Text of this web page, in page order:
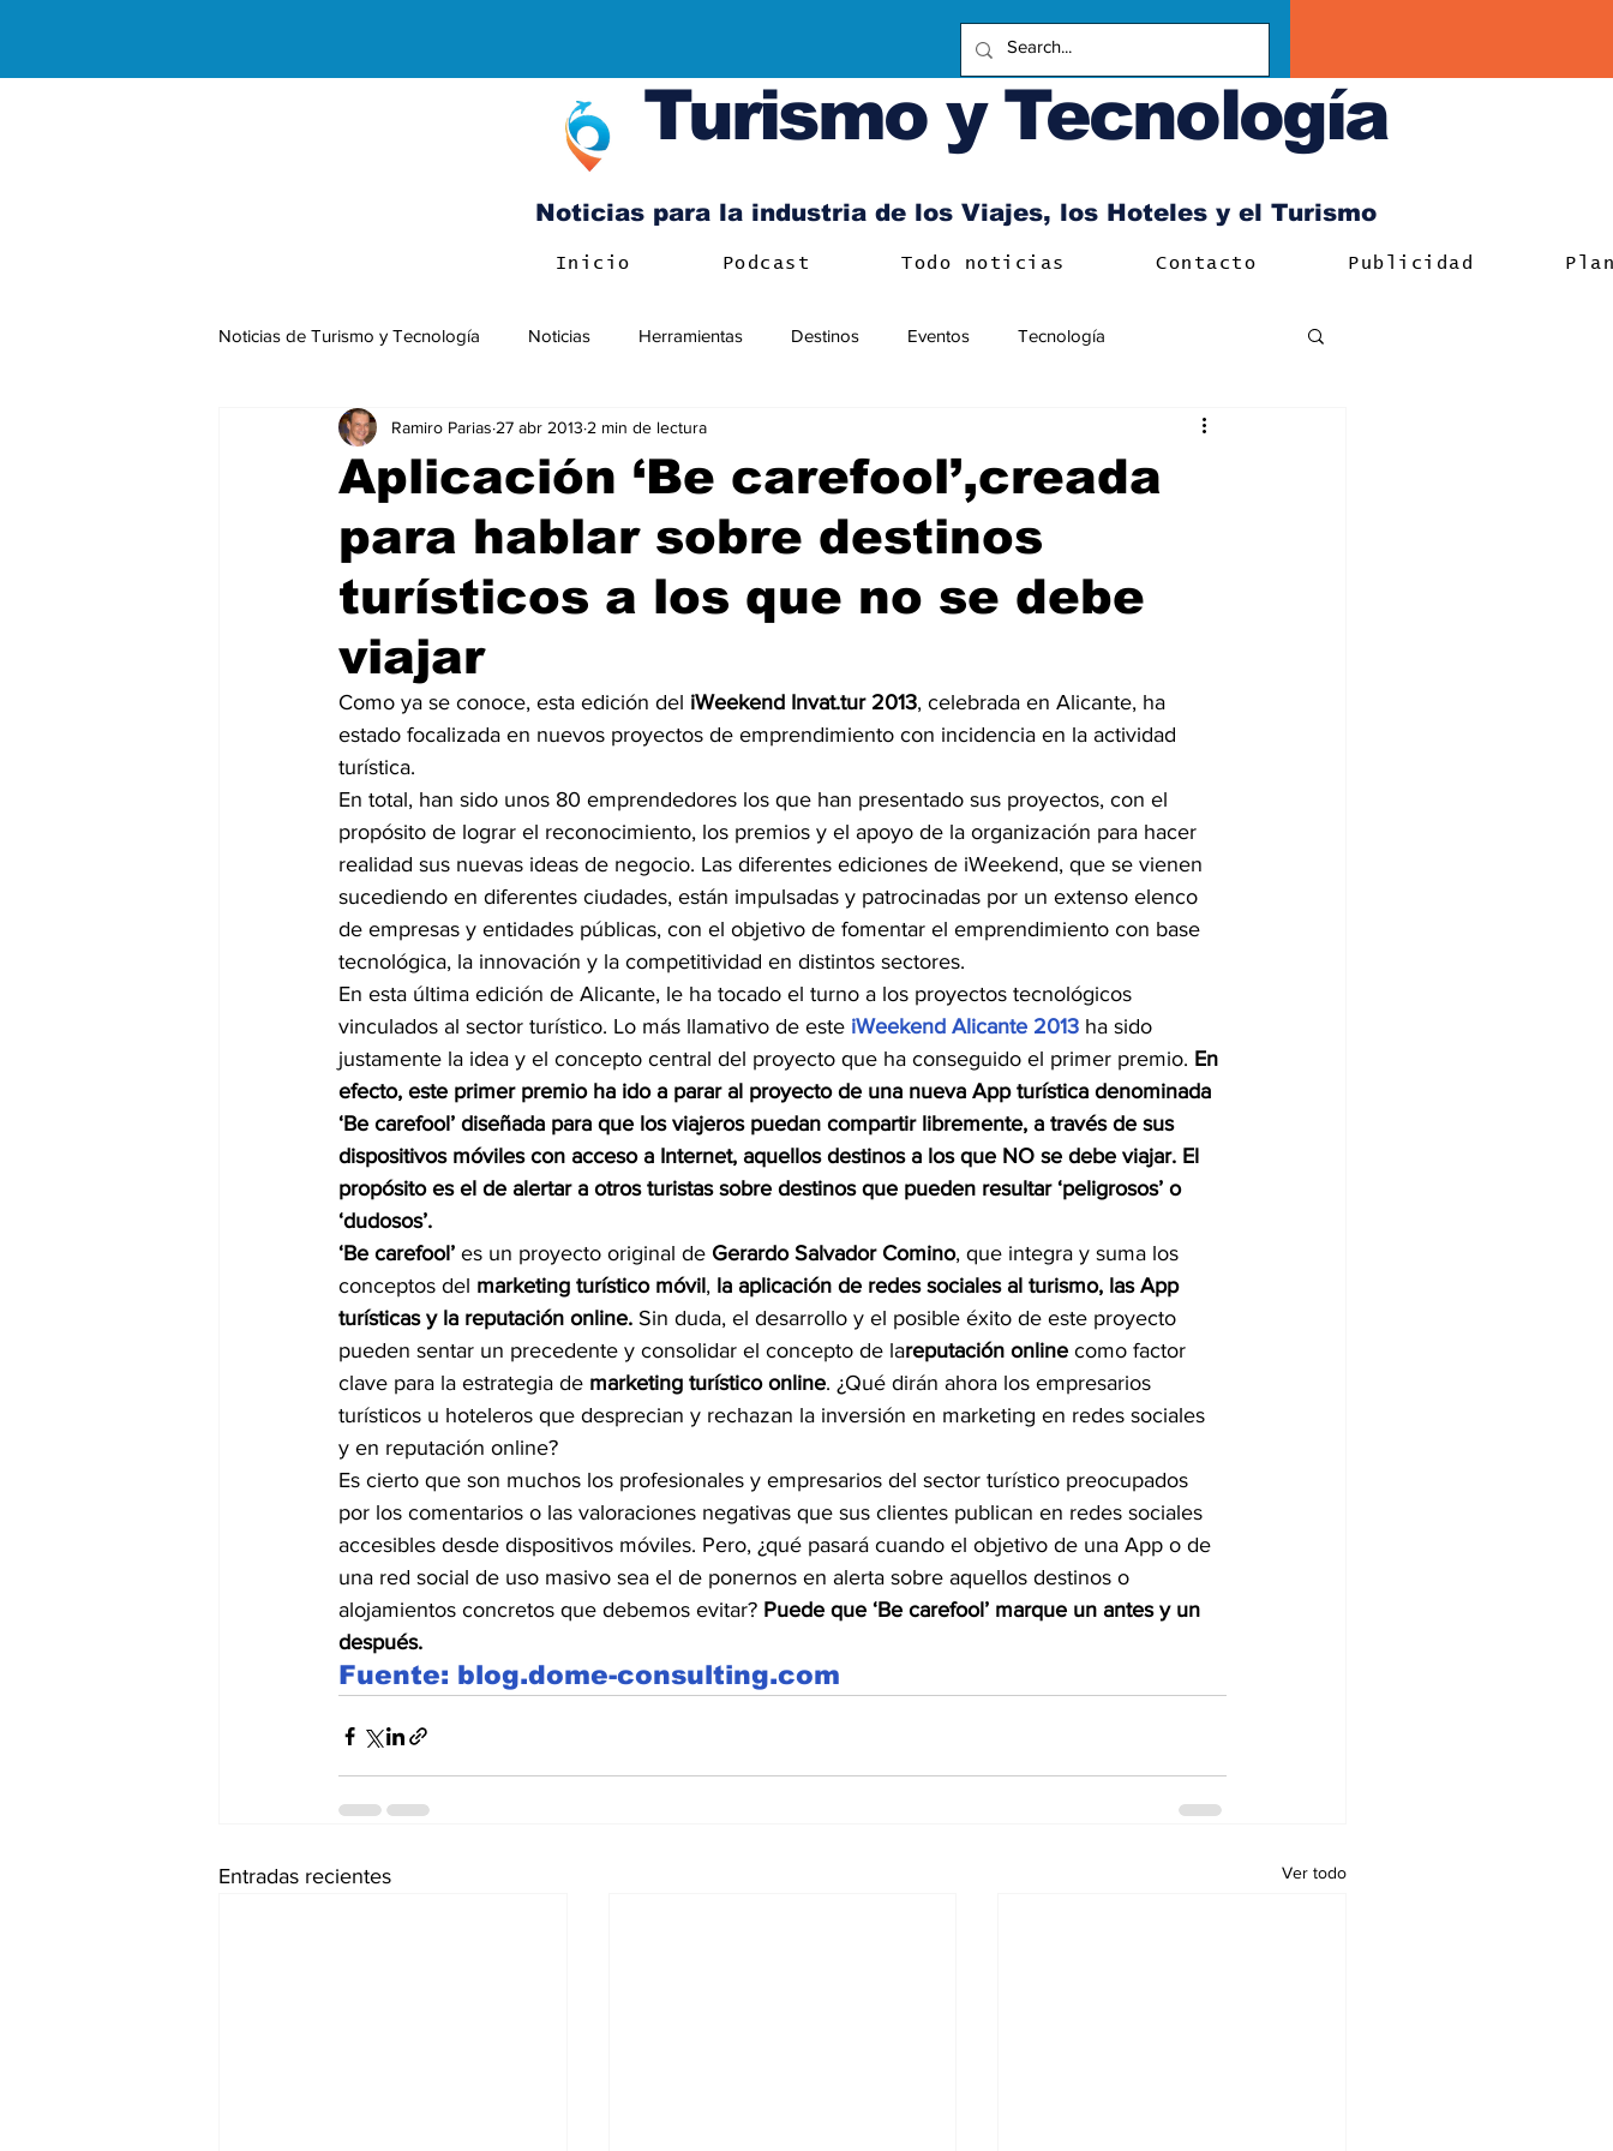
Turismo y Tecnología
Noticias para la industria de los Viajes, los Hoteles y el Turismo
Inicio Podcast Todo noticias Contacto Publicidad
Noticias de Turismo y Tecnología Noticias Herramientas Destinos Eventos Tecnología
Negocios Internacionales
Aplicación ‘Be carefool’,creada
para hablar sobre destinos
turísticos a los que no se debe
viajar
Ramiro Parias 27 abr 2013 2 min de lectura
Como ya se conoce, esta edición del iWeekend Invat.tur 2013, celebrada en Alicante, ha
estado focalizada en nuevos proyectos de emprendimiento con incidencia en la actividad
turística.
En total, han sido unos 80 emprendedores los que han presentado sus proyectos, con el
propósito de lograr el reconocimiento, los premios y el apoyo de la organización para hacer
realidad sus nuevas ideas de negocio. Las diferentes ediciones de iWeekend, que se vienen
sucediendo en diferentes ciudades, están impulsadas y patrocinadas por un extenso elenco
de empresas y entidades públicas, con el objetivo de fomentar el emprendimiento con base
tecnológica, la innovación y la competitividad en distintos sectores.
En esta última edición de Alicante, le ha tocado el turno a los proyectos tecnológicos
vinculados al sector turístico. Lo más llamativo de este iWeekend Alicante 2013 ha sido
justamente la idea y el concepto central del proyecto que ha conseguido el primer premio. En
efecto, este primer premio ha ido a parar al proyecto de una nueva App turística denominada
‘Be carefool’ diseñada para que los viajeros puedan compartir libremente, a través de sus
dispositivos móviles con acceso a Internet, aquellos destinos a los que NO se debe viajar. El
propósito es el de alertar a otros turistas sobre destinos que pueden resultar ‘peligrosos’ o
‘dudosos’.
‘Be carefool’ es un proyecto original de Gerardo Salvador Comino, que integra y suma los
conceptos del marketing turístico móvil, la aplicación de redes sociales al turismo, las App
turísticas y la reputación online. Sin duda, el desarrollo y el posible éxito de este proyecto
pueden sentar un precedente y consolidar el concepto de lareputación online como factor
clave para la estrategia de marketing turístico online. ¿Qué dirán ahora los empresarios
turísticos u hoteleros que desprecian y rechazan la inversión en marketing en redes sociales
y en reputación online?
Es cierto que son muchos los profesionales y empresarios del sector turístico preocupados
por los comentarios o las valoraciones negativas que sus clientes publican en redes sociales
accesibles desde dispositivos móviles. Pero, ¿qué pasará cuando el objetivo de una App o de
una red social de uso masivo sea el de ponernos en alerta sobre aquellos destinos o
alojamientos concretos que debemos evitar? Puede que ‘Be carefool’ marque un antes y un
después.
Fuente: blog.dome-consulting.com
Entradas recientes Ver todo